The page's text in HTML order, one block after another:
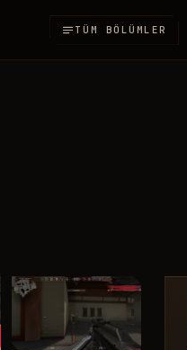
TÜM BÖLÜMLER